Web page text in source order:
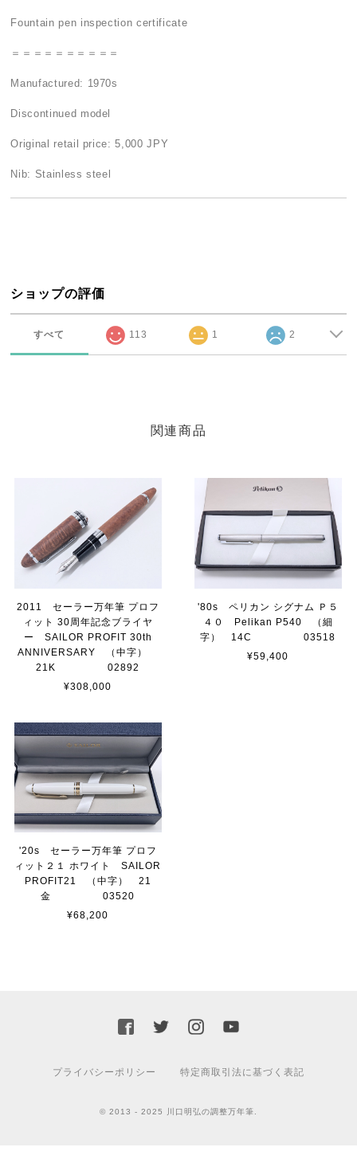
Fountain pen inspection certificate
＝＝＝＝＝＝＝＝＝＝
Manufactured: 1970s
Discontinued model
Original retail price: 5,000 JPY
Nib: Stainless steel
ショップの評価
すべて 113 1 2
関連商品
2011 セーラー万年筆 プロフ
ィット 30周年記念ブライヤ
ー SAILOR PROFIT 30th
ANNIVERSARY （中字）
21K 02892
¥308,000
'80s ペリカン シグナム Ｐ５
４０ Pelikan P540 （細
字） 14C 03518
¥59,400
'20s セーラー万年筆 プロフ
ィット２１ ホワイト SAILOR
PROFIT21 （中字） 21
金 03520
¥68,200
プライバシーポリシー 特定商取引法に基づく表記
© 2013 - 2025 川口明弘の調整万年筆.